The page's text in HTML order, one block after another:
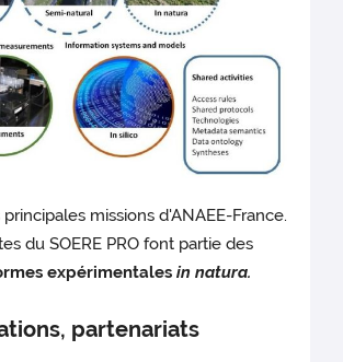
principales missions d'ANAEE-France.
du SOERE PRO font partie des
expérimentales in natura.
partenariats